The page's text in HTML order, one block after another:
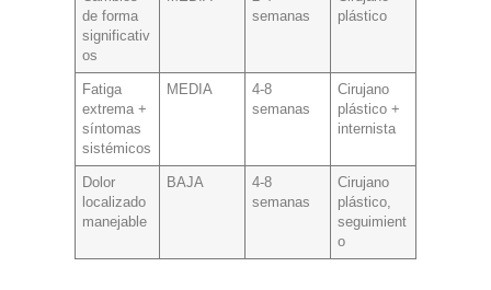
de forma
significativ
os
semanas
plástico
Fatiga
extrema +
síntomas
sistémicos
MEDIA
4-8
semanas
Cirujano
plástico +
internista
Dolor
localizado
manejable
BAJA
4-8
semanas
Cirujano
plástico,
seguimient
o